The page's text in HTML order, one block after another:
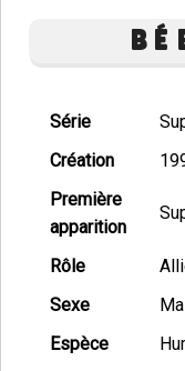
Série
Création
Première
apparition
Rôle
Sexe
Espèce